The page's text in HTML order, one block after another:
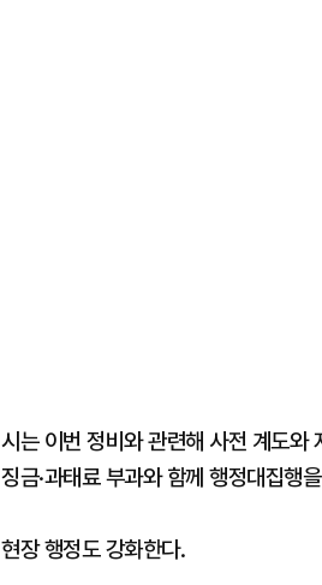
시는 이번 정비와 관련해 사전 계도와
징금·과태료 부과와 함께 행정대집행
현장 행정도 강화한다.